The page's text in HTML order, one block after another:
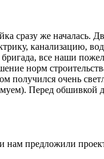
сразу же началась.
канализацию,
бригада, все наши
норм
получился очень
Перед обшивкой
предложили